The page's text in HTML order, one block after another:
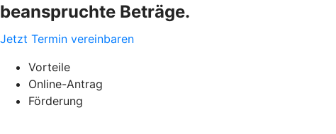
beanspruchte Beträge.
Jetzt Termin vereinbaren
Vorteile
Online-Antrag
Förderung